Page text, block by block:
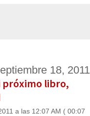
18, 2011
próximo libro,
a las 12:07 AM ( 00:07